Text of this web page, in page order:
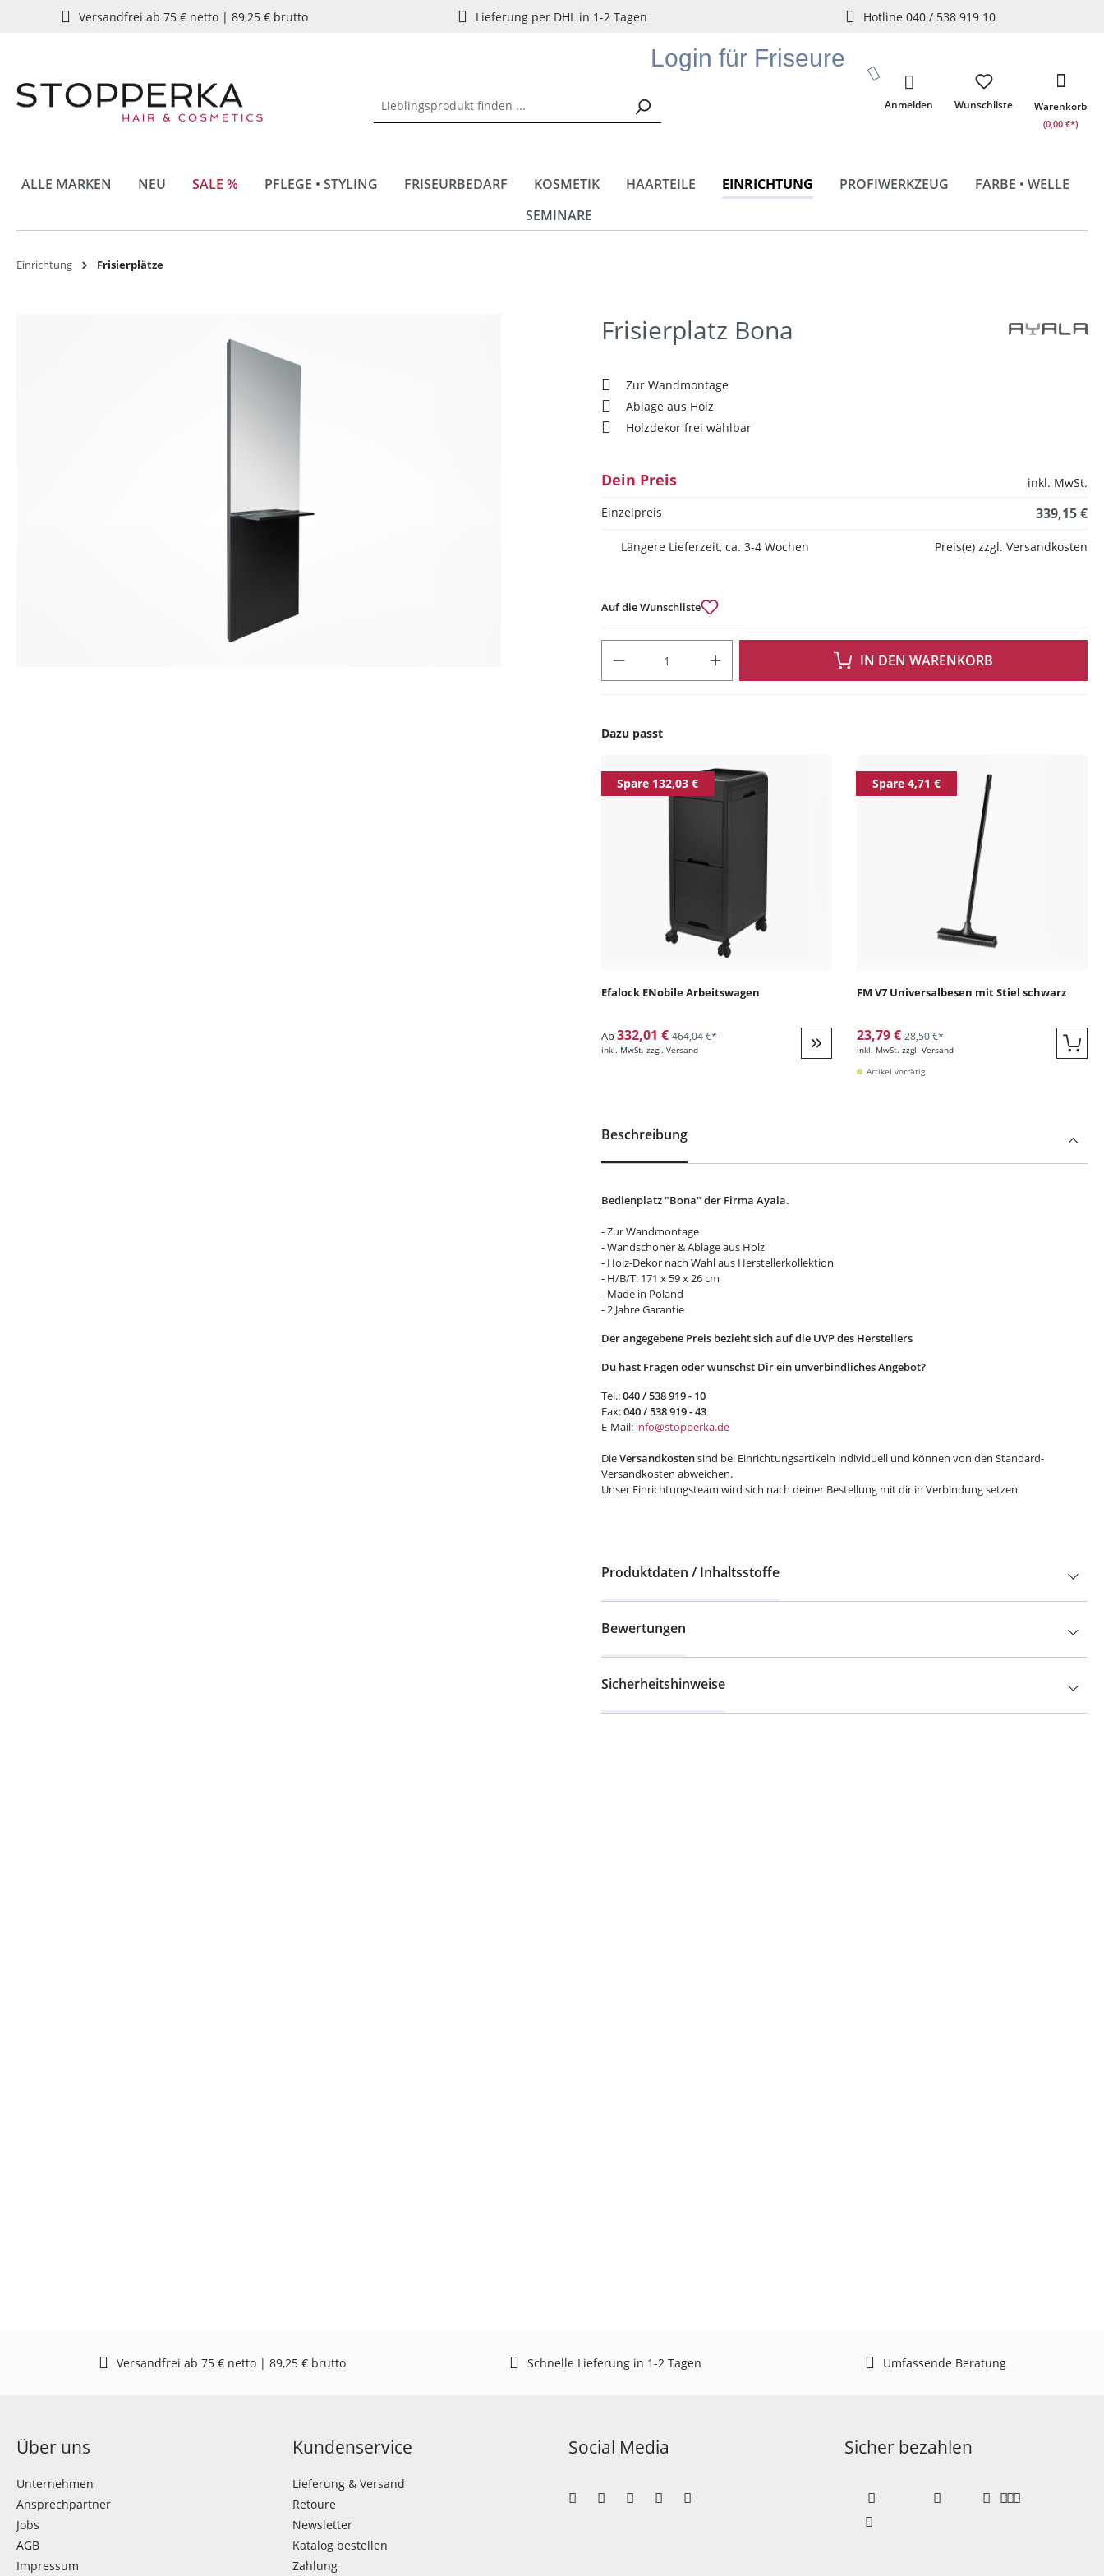
Zur Hauptnavigation springen
Versandfrei ab 75 € netto | 89,25 € brutto Lieferung per DHL in 1-2 Tagen Hotline 040 / 538 919 10
Login für Friseure
Wunschliste
Anmelden Warenkorb
(0,00 €*)
ALLE MARKEN NEU SALE % PFLEGE • STYLING FRISEURBEDARF KOSMETIK HAARTEILE EINRICHTUNG PROFIWERKZEUG
FARBE • WELLE
SEMINARE
Einrichtung Frisierplätze
Frisierplatz Bona
Zur Wandmontage
Ablage aus Holz
Holzdekor frei wählbar
Dein Preis
inkl. MwSt.
Einzelpreis
339,15 €
Längere Lieferzeit, ca. 3-4 Wochen Preis(e) zzgl. Versandkosten
Auf die Wunschliste
IN DEN WARENKORB
Dazu passt
Spare 132,03 €
Efalock ENobile Arbeitswagen
Ab332,01 € 464,04 €*
inkl. MwSt. zzgl. Versand Weiter zur Detail
Spare 4,71 €
FM V7 Universalbesen mit Stiel schwarz
23,79 € 28,50 €*
inkl. MwSt. zzgl. Versand
Artikel vorrätig
Beschreibung
Bedienplatz "Bona" der Firma Ayala.
- Zur Wandmontage
- Wandschoner & Ablage aus Holz
- Holz-Dekor nach Wahl aus Herstellerkollektion
- H/B/T: 171 x 59 x 26 cm
- Made in Poland
- 2 Jahre Garantie
Der angegebene Preis bezieht sich auf die UVP des Herstellers
Du hast Fragen oder wünschst Dir ein unverbindliches Angebot?
Tel.:040 / 538 919 - 10
Fax:040 / 538 919 - 43
E-Mail: info@stopperka.de
DieVersandkostensind bei Einrichtungsartikeln individuell und können von den Standard-
Versandkosten abweichen.
Unser Einrichtungsteam wird sich nach deiner Bestellung mit dir in Verbindung setzen
Produktdaten / Inhaltsstoffe
Bewertungen
Sicherheitshinweise
Versandfrei ab 75 € netto | 89,25 € brutto Schnelle Lieferung in 1-2 Tagen Umfassende Beratung
Über uns
Unternehmen
Ansprechpartner
Jobs
AGB
Impressum
Kundenservice
Lieferung & Versand
Retoure
Newsletter
Katalog bestellen
Zahlung
Social Media Sicher bezahlen